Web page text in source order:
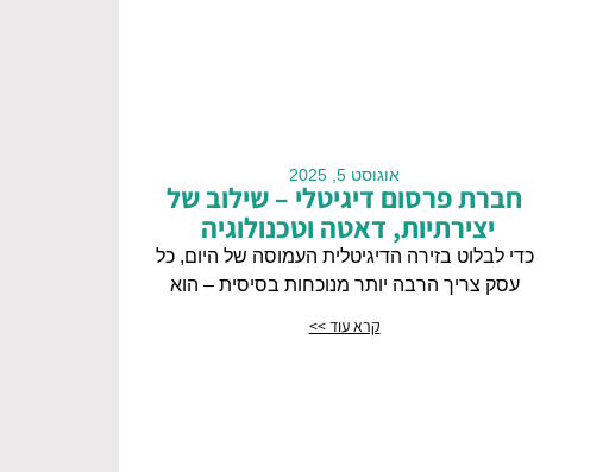
אוגוסט 5, 2025
חברת פרסום דיגיטלי – שילוב של
יצירתיות, דאטה וטכנולוגיה
כדי לבלוט בזירה הדיגיטלית העמוסה של היום, כל
עסק צריך הרבה יותר מנוכחות בסיסית – הוא
קרא עוד >>